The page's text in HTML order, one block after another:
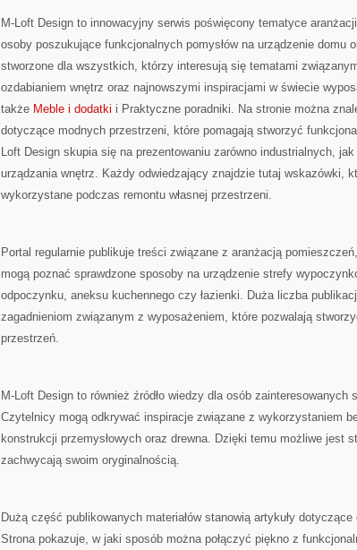
M-Loft Design to innowacyjny serwis poświęcony tematyce
osoby poszukujące funkcjonalnych pomysłów na urządzenie domu
stworzone dla wszystkich, którzy interesują się tematami
ozdabianiem wnętrz oraz najnowszymi inspiracjami w świecie
także Meble i dodatki i Praktyczne poradniki. Na stronie można
dotyczące modnych przestrzeni, które pomagają stworzyć
Loft Design skupia się na prezentowaniu zarówno industrialnych,
urządzania wnętrz. Każdy odwiedzający znajdzie tutaj wskazówki,
wykorzystane podczas remontu własnej przestrzeni.
Portal regularnie publikuje treści związane z aranżacją
mogą poznać sprawdzone sposoby na urządzenie strefy
odpoczynku, aneksu kuchennego czy łazienki. Duża liczba
zagadnieniom związanym z wyposażeniem, które pozwalają
przestrzeń.
M-Loft Design to również źródło wiedzy dla osób zainteresowanych
Czytelnicy mogą odkrywać inspiracje związane z wykorzystaniem
konstrukcji przemysłowych oraz drewna. Dzięki temu możliwe jest
zachwycają swoim oryginalnością.
Dużą część publikowanych materiałów stanowią artykuły
Strona pokazuje, w jaki sposób można połączyć piękno z